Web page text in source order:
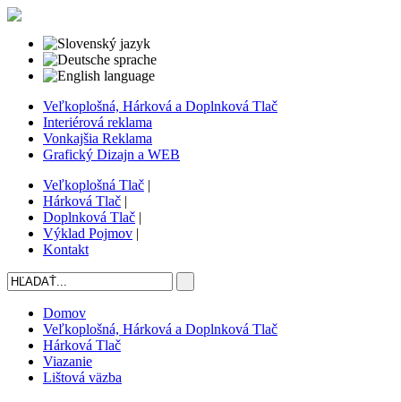
Veľkoplošná, Hárková a Doplnková Tlač
Interiérová reklama
Vonkajšia Reklama
Grafický Dizajn a WEB
Veľkoplošná Tlač |
Hárková Tlač |
Doplnková Tlač |
Výklad Pojmov |
Kontakt
Domov
Veľkoplošná, Hárková a Doplnková Tlač
Hárková Tlač
Viazanie
Lištová väzba